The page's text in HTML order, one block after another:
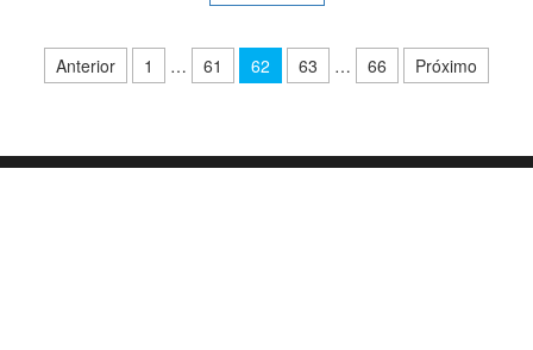
Paginação de posts
Anterior 1 … 61 62 63 … 66 Próximo